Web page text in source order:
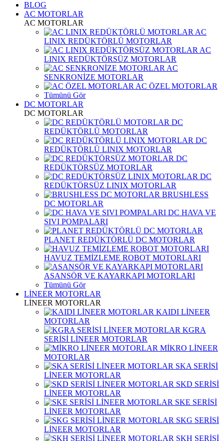
BLOG
AC MOTORLAR
AC MOTORLAR
AC
LINIX REDÜKTÖRLÜ MOTORLAR
AC
LINIX REDÜKTÖRSÜZ MOTORLAR
AC
SENKRONİZE MOTORLAR
AC ÖZEL MOTORLAR
Tümünü Gör
DC MOTORLAR
DC MOTORLAR
DC
REDÜKTÖRLÜ MOTORLAR
DC
REDÜKTÖRLÜ LINIX MOTORLAR
DC
REDÜKTÖRSÜZ MOTORLAR
DC
REDÜKTÖRSÜZ LINIX MOTORLAR
BRUSHLESS
DC MOTORLAR
DC HAVA VE
SIVI POMPALARI
PLANET REDÜKTÖRLÜ DC MOTORLAR
HAVUZ TEMİZLEME ROBOT MOTORLARI
ASANSÖR VE KAYARKAPI MOTORLARI
Tümünü Gör
LİNEER MOTORLAR
LİNEER MOTORLAR
KAIDI LİNEER
MOTORLAR
KGRA
SERİSİ LİNEER MOTORLAR
MİKRO LİNEER
MOTORLAR
SKA SERİSİ
LİNEER MOTORLAR
SKD SERİSİ
LİNEER MOTORLAR
SKE SERİSİ
LİNEER MOTORLAR
SKG SERİSİ
LİNEER MOTORLAR
SKH SERİSİ